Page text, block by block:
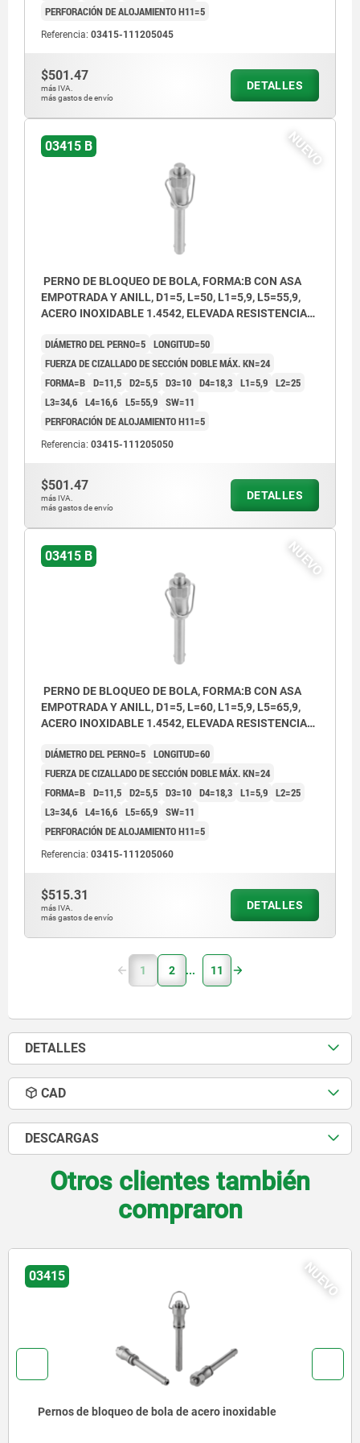
PERFORACIÓN DE ALOJAMIENTO H11=5
Referencia: 03415-111205045
$501.47
más IVA.
más gastos de envío
DETALLES
NUEVO
03415 B
PERNO DE BLOQUEO DE BOLA, FORMA:B CON ASA
EMPOTRADA Y ANILL, D1=5, L=50, L1=5,9, L5=55,9,
ACERO INOXIDABLE 1.4542, ELEVADA RESISTENCIA
DIÁMETRO DEL PERNO=5 LONGITUD=50
FUERZA DE CIZALLADO DE SECCIÓN DOBLE MÁX. KN=24
FORMA=B D=11,5 D2=5,5 D3=10 D4=18,3 L1=5,9 L2=25
L3=34,6 L4=16,6 L5=55,9 SW=11
PERFORACIÓN DE ALOJAMIENTO H11=5
Referencia: 03415-111205050
$501.47
más IVA.
más gastos de envío
DETALLES
NUEVO
03415 B
PERNO DE BLOQUEO DE BOLA, FORMA:B CON ASA
EMPOTRADA Y ANILL, D1=5, L=60, L1=5,9, L5=65,9,
ACERO INOXIDABLE 1.4542, ELEVADA RESISTENCIA
DIÁMETRO DEL PERNO=5 LONGITUD=60
FUERZA DE CIZALLADO DE SECCIÓN DOBLE MÁX. KN=24
FORMA=B D=11,5 D2=5,5 D3=10 D4=18,3 L1=5,9 L2=25
L3=34,6 L4=16,6 L5=65,9 SW=11
PERFORACIÓN DE ALOJAMIENTO H11=5
Referencia: 03415-111205060
$515.31
más IVA.
más gastos de envío
DETALLES
1 2 11
DETALLES
CAD
DESCARGAS
Otros clientes también
compraron
Pernos de bloqueo de bola con botón de maniobra